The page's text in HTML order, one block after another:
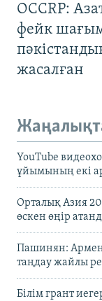
OCCRP:
фейк
жасалған
YouTube
ұйымының екі
Орталық Азия
өскен өңір
Пашинян:
таңдау жайлы
Білім грант